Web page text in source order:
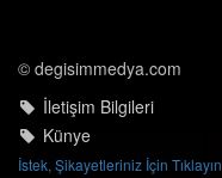
© degisimmedya.com
İletişim Bilgileri
Künye
İstek, Şikayetleriniz İçin Tıklayın